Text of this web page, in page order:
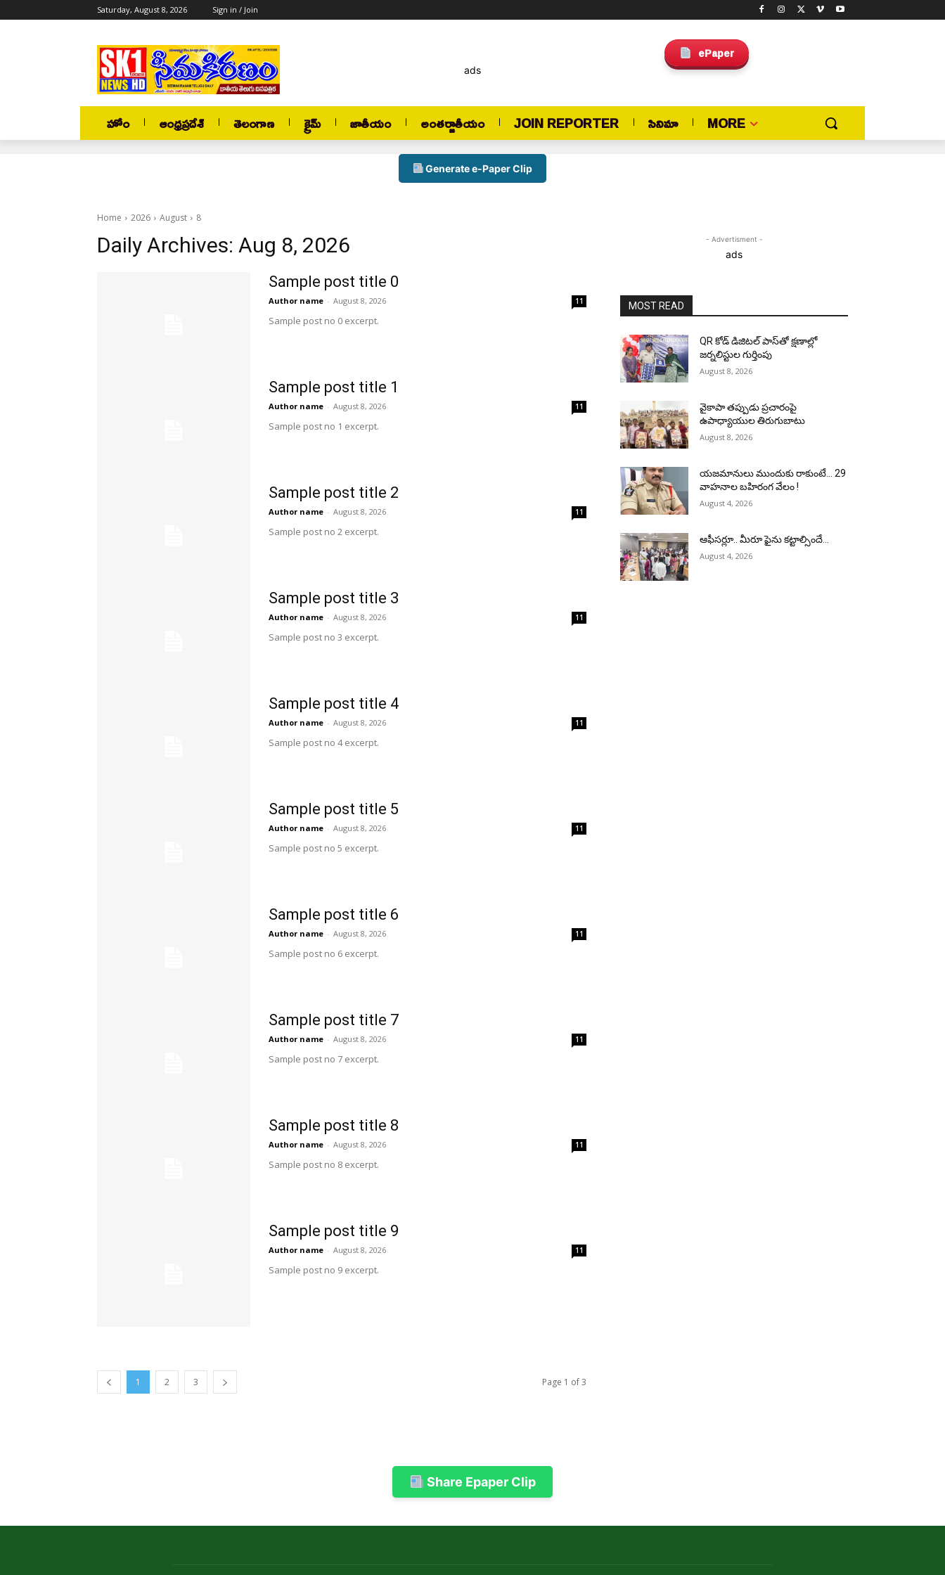
Saturday, August 8, 2026 Sign in / Join
ads
ePaper
హోం ఆంధ్రప్రదేశ్ తెలంగాణ క్రైమ్ జాతీయం అంతర్జాతీయం JOIN REPORTER సినిమా MORE
Generate e-Paper Clip
Home 2026 August 8
Daily Archives: Aug 8, 2026
Sample post title 0
Author name - August 8, 2026 11
Sample post no 0 excerpt.
Sample post title 1
Author name - August 8, 2026 11
Sample post no 1 excerpt.
Sample post title 2
Author name - August 8, 2026 11
Sample post no 2 excerpt.
Sample post title 3
Author name - August 8, 2026 11
Sample post no 3 excerpt.
Sample post title 4
Author name - August 8, 2026 11
Sample post no 4 excerpt.
Sample post title 5
Author name - August 8, 2026 11
Sample post no 5 excerpt.
Sample post title 6
Author name - August 8, 2026 11
Sample post no 6 excerpt.
Sample post title 7
Author name - August 8, 2026 11
Sample post no 7 excerpt.
Sample post title 8
Author name - August 8, 2026 11
Sample post no 8 excerpt.
Sample post title 9
Author name - August 8, 2026 11
Sample post no 9 excerpt.
1 2 3 Page 1 of 3
- Advertisment -
ads
MOST READ
QR కోడ్ డిజిటల్ పాస్‌తో క్షణాల్లో
జర్నలిస్టుల గుర్తింపు
August 8, 2026
వైకాపా తప్పుడు ప్రచారంపై
ఉపాధ్యాయుల తిరుగుబాటు
August 8, 2026
యజమానులు ముందుకు రాకుంటే… 29
వాహనాల బహిరంగ వేలం !
August 4, 2026
ఆఫీసర్లూ.. మీరూ ఫైను కట్టాల్సిందే…
August 4, 2026
Share Epaper Clip